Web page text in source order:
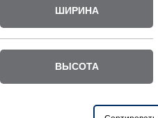
ШИРИНА
ВЫСОТА